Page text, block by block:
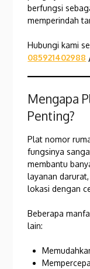
berfungsi
memperindah
Hubungi kami
085921402988
Mengapa
Penting?
Plat nomor
fungsinya
membantu
layanan
lokasi dengan
Beberapa
lain: